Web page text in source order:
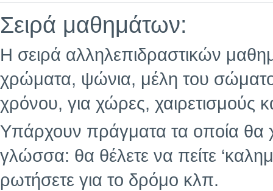
Σειρά μαθημάτων:
Η σειρά αλληλεπιδραστικών
χρώματα, ψώνια, μέλη του
χρόνου, για χώρες, χαιρετισμούς
Υπάρχουν πράγματα τα οποία θα
γλώσσα: θα θέλετε να πείτε
ρωτήσετε για το δρόμο κλπ.